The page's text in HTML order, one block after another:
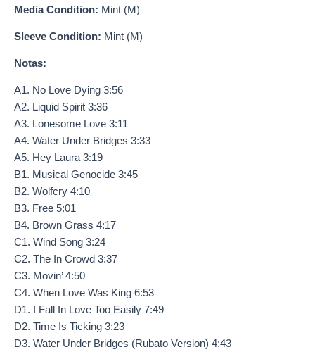
Media Condition: Mint (M)
Sleeve Condition: Mint (M)
Notas:
A1. No Love Dying 3:56
A2. Liquid Spirit 3:36
A3. Lonesome Love 3:11
A4. Water Under Bridges 3:33
A5. Hey Laura 3:19
B1. Musical Genocide 3:45
B2. Wolfcry 4:10
B3. Free 5:01
B4. Brown Grass 4:17
C1. Wind Song 3:24
C2. The In Crowd 3:37
C3. Movin’ 4:50
C4. When Love Was King 6:53
D1. I Fall In Love Too Easily 7:49
D2. Time Is Ticking 3:23
D3. Water Under Bridges (Rubato Version) 4:43